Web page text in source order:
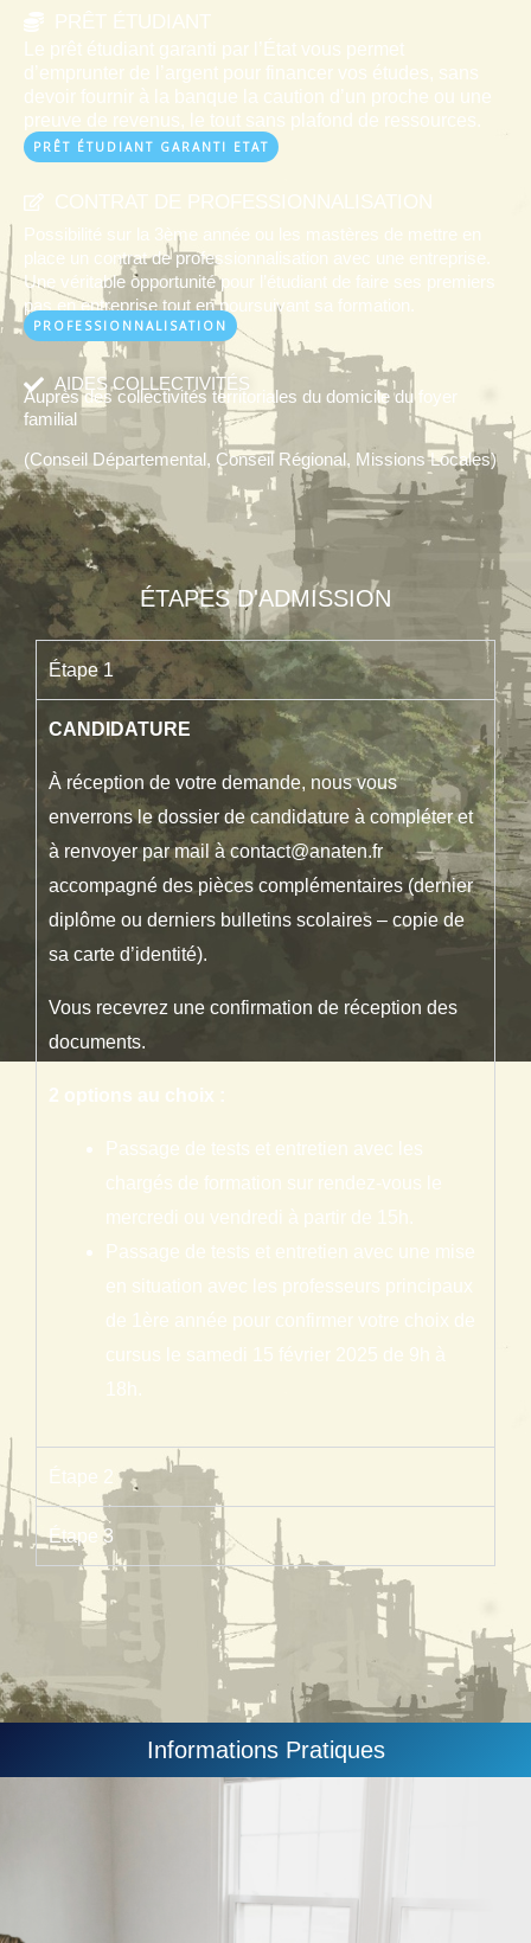
PRÊT ÉTUDIANT
Le prêt étudiant garanti par l’État vous permet
d’emprunter de l’argent pour financer vos études, sans
devoir fournir à la banque la caution d’un proche ou une
preuve de revenus, le tout sans plafond de ressources.
PRÊT ÉTUDIANT GARANTI ETAT
CONTRAT DE PROFESSIONNALISATION
Possibilité sur la 3ème année ou les mastères de mettre en
place un contrat de professionnalisation avec une entreprise.
Une véritable opportunité pour l’étudiant de faire ses premiers
pas en entreprise tout en poursuivant sa formation.
PROFESSIONNALISATION
AIDES COLLECTIVITÉS
Auprès des collectivités territoriales du domicile du foyer
familial
(Conseil Départemental, Conseil Régional, Missions Locales)
ÉTAPES D'ADMISSION
Étape 1
CANDIDATURE
À réception de votre demande, nous vous
enverrons le dossier de candidature à compléter et
à renvoyer par mail à contact@anaten.fr
accompagné des pièces complémentaires (dernier
diplôme ou derniers bulletins scolaires – copie de
sa carte d’identité).
Vous recevrez une confirmation de réception des
documents.
2 options au choix :
Passage de tests et entretien avec les
chargés de formation sur rendez-vous le
mercredi ou vendredi à partir de 15h.
Passage de tests et entretien avec une mise
en situation avec les professeurs principaux
de 1ère année pour confirmer votre choix de
cursus le samedi 15 février 2025 de 9h à
18h.
Étape 2
Étape 3
Informations Pratiques